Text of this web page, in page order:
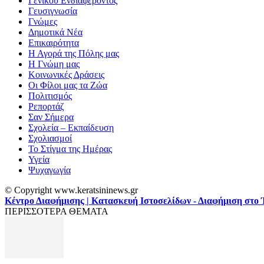
Γευσιγνωσία
Γνώμες
Δημοτικά Νέα
Επικαιρότητα
Η Αγορά της Πόλης μας
Η Γνώμη μας
Κοινωνικές Δράσεις
Οι Φίλοι μας τα Ζώα
Πολιτισμός
Ρεπορτάζ
Σαν Σήμερα
Σχολεία – Εκπαίδευση
Σχολιασμοί
Το Στίγμα της Ημέρας
Υγεία
Ψυχαγωγία
© Copyright www.keratsininews.gr
Κέντρο Διαφήμισης | Κατασκευή Ιστοσελίδων - Διαφήμιση στο
ΠΕΡΙΣΣΟΤΕΡΑ ΘΕΜΑΤΑ